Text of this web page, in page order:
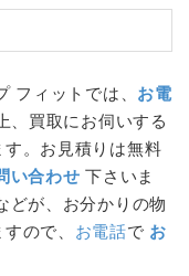
フィットでは、 お電
、買取にお伺いする
。お見積りは無料
い合わせ 下さいま
どが、お分かりの物
ので、 お電話で お